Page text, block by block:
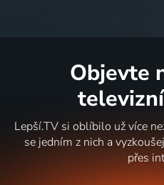
Objevte
Lepší.TV si oblíbilo už více
se jedním z nich a
přes